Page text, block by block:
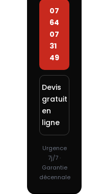
07
64
07
31
49
Devis
gratuit
en
ligne
Urgence
7j/7 ·
Garantie
décennale